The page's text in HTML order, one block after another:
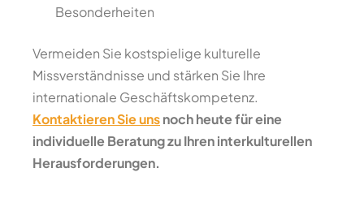
Besonderheiten
Vermeiden Sie kostspielige kulturelle
Missverständnisse und stärken Sie Ihre
internationale Geschäftskompetenz.
Kontaktieren Sie unsnoch heute für eine
individuelle Beratung zu Ihren interkulturellen
Herausforderungen.